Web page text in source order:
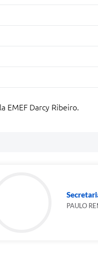
EMEF Darcy Ribeiro.
PAULO